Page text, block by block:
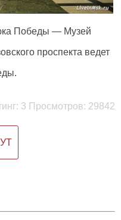
Победы — Музей
проспекта ведет
3 Просмотров: 29842